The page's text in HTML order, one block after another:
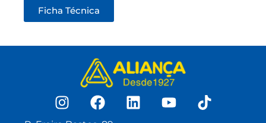
Ficha Técnica